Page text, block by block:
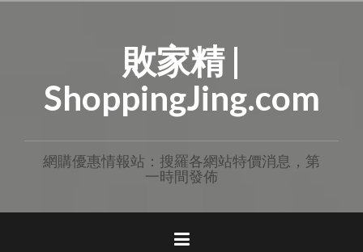
敗家精 |
ShoppingJing.com
網購優惠情報站：搜羅各網站特價消息，第
一時間發佈